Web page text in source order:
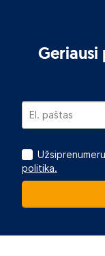
Geriausi
politika.